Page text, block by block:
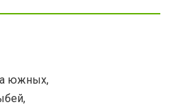
южных,